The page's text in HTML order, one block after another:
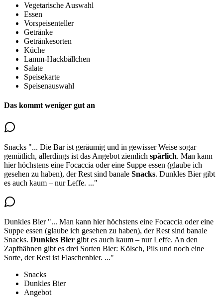
Vegetarische Auswahl
Essen
Vorspeisenteller
Getränke
Getränkesorten
Küche
Lamm-Hackbällchen
Salate
Speisekarte
Speisenauswahl
Das kommt weniger gut an
Snacks "... Die Bar ist geräumig und in gewisser Weise sogar
gemütlich, allerdings ist das Angebot ziemlich spärlich. Man kann
hier höchstens eine Focaccia oder eine Suppe essen (glaube ich
gesehen zu haben), der Rest sind banale Snacks. Dunkles Bier gibt
es auch kaum – nur Leffe. ..."
Dunkles Bier "... Man kann hier höchstens eine Focaccia oder eine
Suppe essen (glaube ich gesehen zu haben), der Rest sind banale
Snacks. Dunkles Bier gibt es auch kaum – nur Leffe. An den
Zapfhähnen gibt es drei Sorten Bier: Kölsch, Pils und noch eine
Sorte, der Rest ist Flaschenbier. ..."
Snacks
Dunkles Bier
Angebot